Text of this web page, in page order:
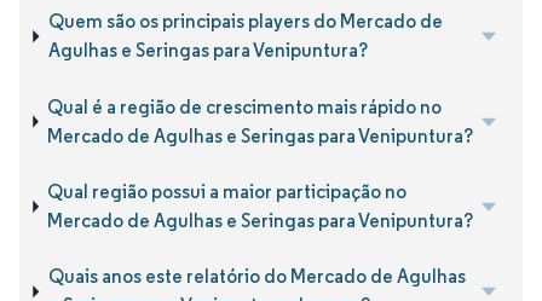
Quem são os principais players do Mercado de
Agulhas e Seringas para Venipuntura?
Qual é a região de crescimento mais rápido no
Mercado de Agulhas e Seringas para Venipuntura?
Qual região possui a maior participação no
Mercado de Agulhas e Seringas para Venipuntura?
Quais anos este relatório do Mercado de Agulhas